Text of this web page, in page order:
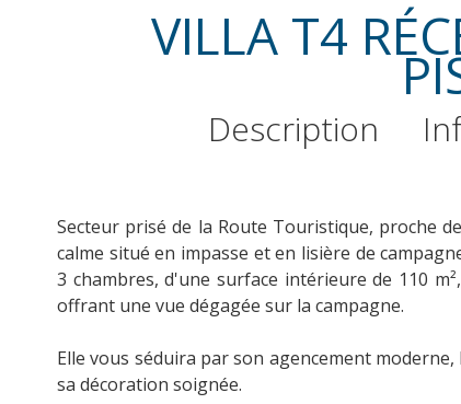
VILLA T4
Description
Secteur prisé de la Route Touristique, proche
calme situé en impasse et en lisière de
3 chambres, d'une surface intérieure de 110
offrant une vue dégagée sur la campagne.
Elle vous séduira par son agencement
sa décoration soignée.